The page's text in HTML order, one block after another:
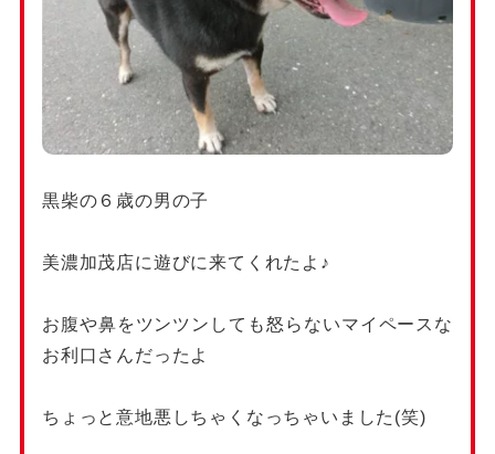
黒柴の６歳の男の子
美濃加茂店に遊びに来てくれたよ♪
お腹や鼻をツンツンしても怒らないマイペースな
お利口さんだったよ
ちょっと意地悪しちゃくなっちゃいました(笑)